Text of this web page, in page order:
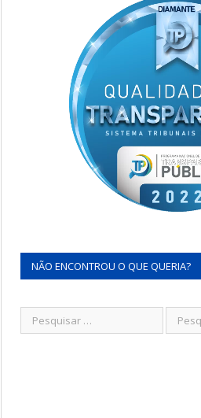
NÃO ENCONTROU O QUE QUERIA?